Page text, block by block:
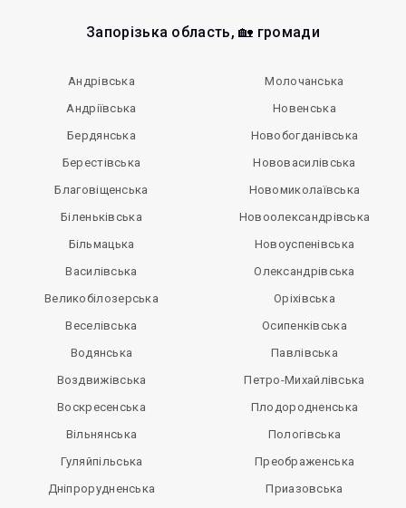
Запорізька область, 🏡 громади
Андрівська
Андріївська
Бердянська
Берестівська
Благовіщенська
Біленьківська
Більмацька
Василівська
Великобілозерська
Веселівська
Водянська
Воздвижівська
Воскресенська
Вільнянська
Гуляйпільська
Дніпрорудненська
Молочанська
Новенська
Новобогданівська
Нововасилівська
Новомиколаївська
Новоолександрівська
Новоуспенівська
Олександрівська
Оріхівська
Осипенківська
Павлівська
Петро-Михайлівська
Плодородненська
Пологівська
Преображенська
Приазовська